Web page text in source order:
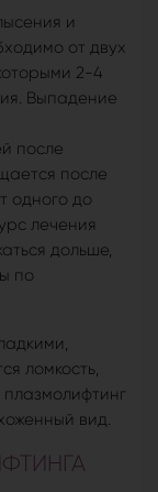
и
от двух
2-4
Выпадение
после
после
одного до
лечения
дольше,
по
ломкость,
вид.